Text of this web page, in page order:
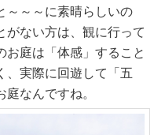
～～～に素晴らしいの
がない方は、観に行って
お庭は「体感」すること
、実際に回遊して「五
なんですね。